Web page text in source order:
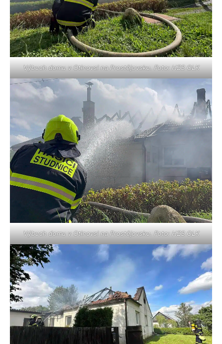
Výbuch domu v Otinovsi na Prostějovsku. Foto: HZS OLK
Výbuch domu v Otinovsi na Prostějovsku. Foto: HZS OLK